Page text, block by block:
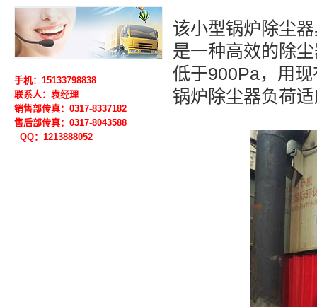
该小型锅炉除尘
是一种高效的除
低于900Pa，用
锅炉除尘器负荷
手机：15133798838
联系人：袁经理
销售部传真：0317-8337182
售后部传真：0317-8043588
QQ：1213888052